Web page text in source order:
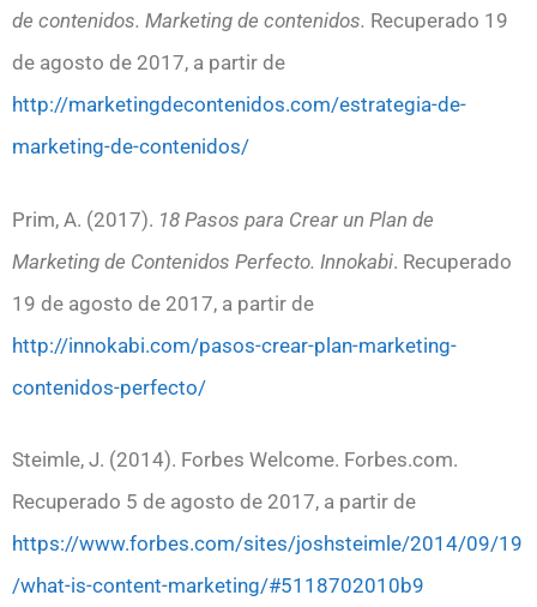
de contenidos. Marketing de contenidos. Recuperado 19
de agosto de 2017, a partir de
http://marketingdecontenidos.com/estrategia-de-
marketing-de-contenidos/
Prim, A. (2017). 18 Pasos para Crear un Plan de
Marketing de Contenidos Perfecto. Innokabi. Recuperado
19 de agosto de 2017, a partir de
http://innokabi.com/pasos-crear-plan-marketing-
contenidos-perfecto/
Steimle, J. (2014). Forbes Welcome. Forbes.com.
Recuperado 5 de agosto de 2017, a partir de
https://www.forbes.com/sites/joshsteimle/2014/09/19
/what-is-content-marketing/#5118702010b9